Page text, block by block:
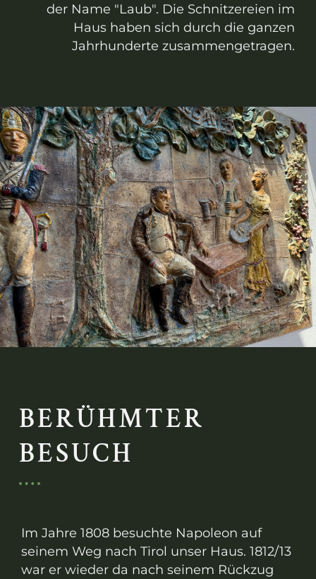
der Name "Laub". Die Schnitzereien im
Haus haben sich durch die ganzen
Jahrhunderte zusammengetragen.
BERÜHMTER
BESUCH
Im Jahre 1808 besuchte Napoleon auf
seinem Weg nach Tirol unser Haus. 1812/13
war er wieder da nach seinem Rückzug